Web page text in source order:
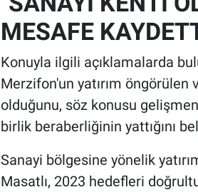
MESAFE
Konuyla ilgili açıklamalarda
Merzifon'un yatırım
olduğunu, söz konusu
birlik beraberliğinin yattığını
Sanayi bölgesine yönelik
Masatlı, 2023 hedefleri